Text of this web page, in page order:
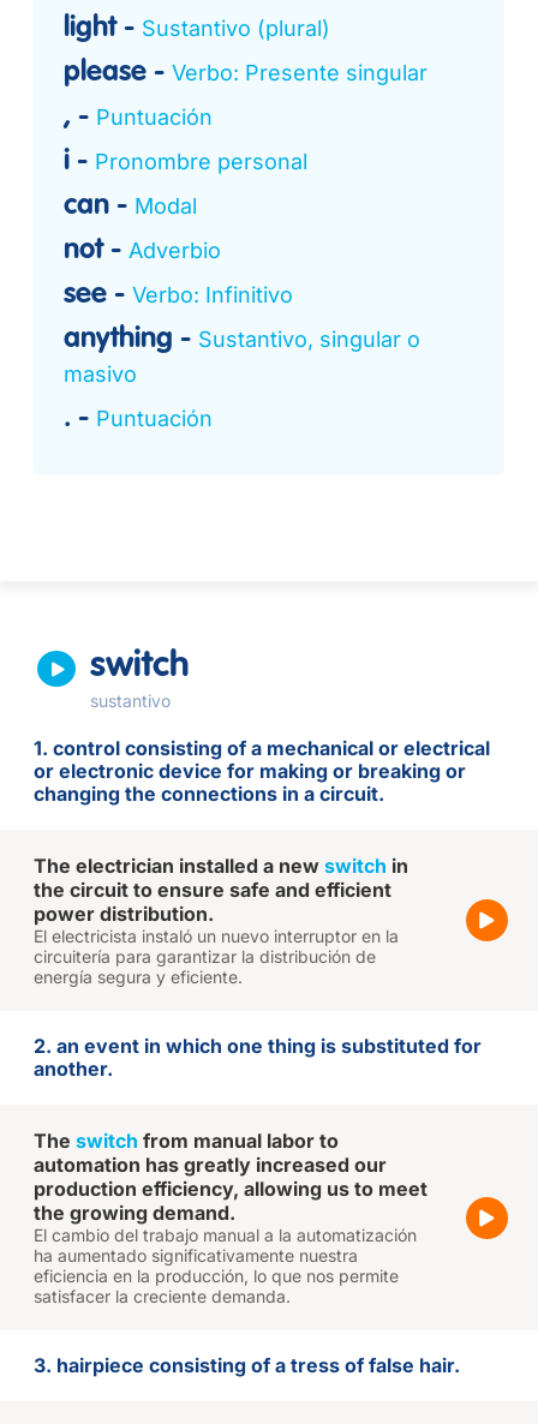
light Sustantivo (plural)
please Verbo: Presente singular
, Puntuación
i Pronombre personal
can Modal
not Adverbio
see Verbo: Infinitivo
anything
Sustantivo, singular o
masivo
. Puntuación
switch
sustantivo
1. control consisting of a mechanical or electrical
or electronic device for making or breaking or
changing the connections in a circuit.
The electrician installed a new switch in
the circuit to ensure safe and efficient
power distribution.
El electricista instaló un nuevo interruptor en la
circuitería para garantizar la distribución de
energía segura y eficiente.
2. an event in which one thing is substituted for
another.
The switch from manual labor to
automation has greatly increased our
production efficiency, allowing us to meet
the growing demand.
El cambio del trabajo manual a la automatización
ha aumentado significativamente nuestra
eficiencia en la producción, lo que nos permite
satisfacer la creciente demanda.
3. hairpiece consisting of a tress of false hair.